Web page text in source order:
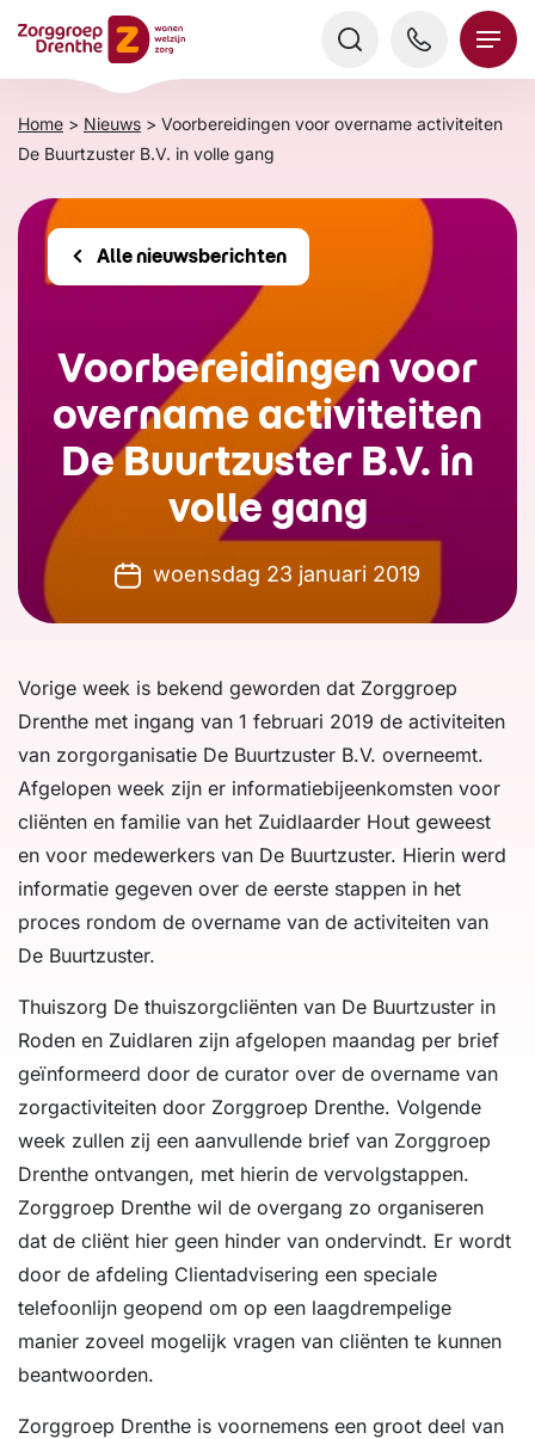
naar
content
Home > Nieuws > Voorbereidingen voor overname activiteiten
De Buurtzuster B.V. in volle gang
Alle nieuwsberichten
Voorbereidingen voor
overname activiteiten
De Buurtzuster B.V. in
volle gang
woensdag 23 januari 2019
Vorige week is bekend geworden dat Zorggroep
Drenthe met ingang van 1 februari 2019 de activiteiten
van zorgorganisatie De Buurtzuster B.V. overneemt.
Afgelopen week zijn er informatiebijeenkomsten voor
cliënten en familie van het Zuidlaarder Hout geweest
en voor medewerkers van De Buurtzuster. Hierin werd
informatie gegeven over de eerste stappen in het
proces rondom de overname van de activiteiten van
De Buurtzuster.
Thuiszorg De thuiszorgcliënten van De Buurtzuster in
Roden en Zuidlaren zijn afgelopen maandag per brief
geïnformeerd door de curator over de overname van
zorgactiviteiten door Zorggroep Drenthe. Volgende
week zullen zij een aanvullende brief van Zorggroep
Drenthe ontvangen, met hierin de vervolgstappen.
Zorggroep Drenthe wil de overgang zo organiseren
dat de cliënt hier geen hinder van ondervindt. Er wordt
door de afdeling Clientadvisering een speciale
telefoonlijn geopend om op een laagdrempelige
manier zoveel mogelijk vragen van cliënten te kunnen
beantwoorden.
Zorggroep Drenthe is voornemens een groot deel van